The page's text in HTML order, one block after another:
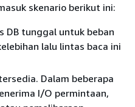
skenario berikut ini:
DB tunggal untuk beban
lalu lintas baca ini
Dalam beberapa
I/O permintaan,